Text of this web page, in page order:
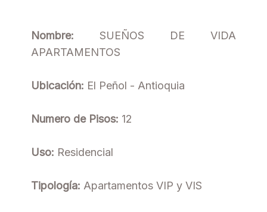
Nombre: SUEÑOS DE VIDA
APARTAMENTOS
Ubicación: El Peñol - Antioquia
Numero de Pisos: 12
Uso: Residencial
Tipología: Apartamentos VIP y VIS